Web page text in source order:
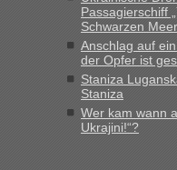
Verbindung von
Recht, Visa und
gebrauchter Kleidung
„Vielen Dank, mit einem
gab es keine Probleme“
Passagierschiff
Schwarzen
Anschlag auf
der Opfer ist
Staniza
Staniza
Wer kam wann
Ukrajini!“?